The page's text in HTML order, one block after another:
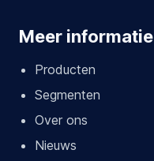
Meer informatie
Producten
Segmenten
Over ons
Nieuws